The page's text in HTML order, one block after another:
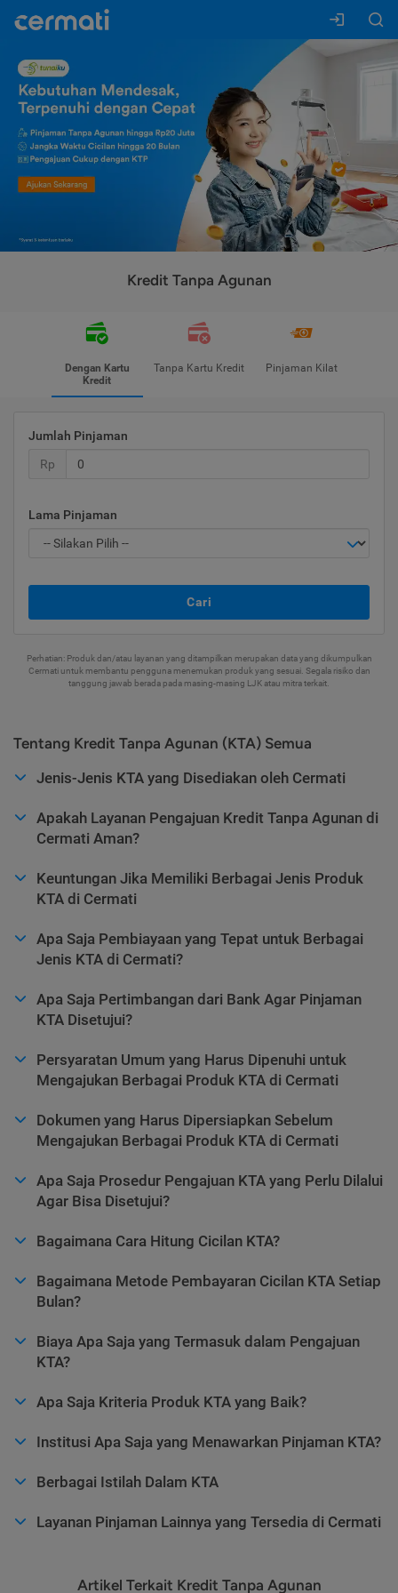
Kredit Tanpa Agunan
Dengan Kartu
Kredit
Tanpa Kartu Kredit Pinjaman Kilat
Jumlah Pinjaman
Rp
Lama Pinjaman
Cari
Perhatian: Produk dan/atau layanan yang ditampilkan merupakan data yang dikumpulkan
Cermati untuk membantu pengguna menemukan produk yang sesuai. Segala risiko dan
tanggung jawab berada pada masing-masing LJK atau mitra terkait.
Tentang Kredit Tanpa Agunan (KTA) Semua
Jenis-Jenis KTA yang Disediakan oleh Cermati
Apakah Layanan Pengajuan Kredit Tanpa Agunan di
Cermati Aman?
Keuntungan Jika Memiliki Berbagai Jenis Produk
KTA di Cermati
Apa Saja Pembiayaan yang Tepat untuk Berbagai
Jenis KTA di Cermati?
Apa Saja Pertimbangan dari Bank Agar Pinjaman
KTA Disetujui?
Persyaratan Umum yang Harus Dipenuhi untuk
Mengajukan Berbagai Produk KTA di Cermati
Dokumen yang Harus Dipersiapkan Sebelum
Mengajukan Berbagai Produk KTA di Cermati
Apa Saja Prosedur Pengajuan KTA yang Perlu Dilalui
Agar Bisa Disetujui?
Bagaimana Cara Hitung Cicilan KTA?
Bagaimana Metode Pembayaran Cicilan KTA Setiap
Bulan?
Biaya Apa Saja yang Termasuk dalam Pengajuan
KTA?
Apa Saja Kriteria Produk KTA yang Baik?
Institusi Apa Saja yang Menawarkan Pinjaman KTA?
Berbagai Istilah Dalam KTA
Layanan Pinjaman Lainnya yang Tersedia di Cermati
Artikel Terkait Kredit Tanpa Agunan